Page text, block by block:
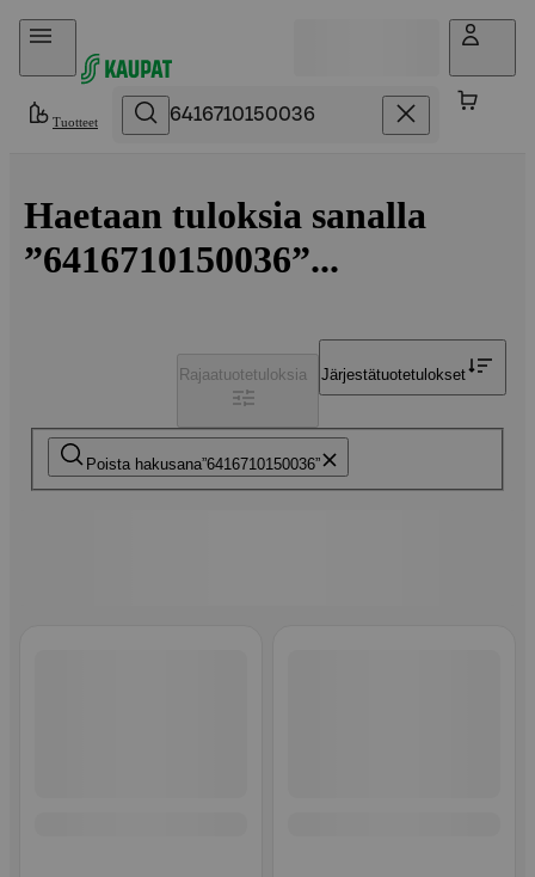
Hyppää sisältöön
Tuotteet
Haetaan tuloksia sanalla
”6416710150036”...
Poista hakusana 6416710150036
Rajaatuotetuloksia Järjestätuotetulokset